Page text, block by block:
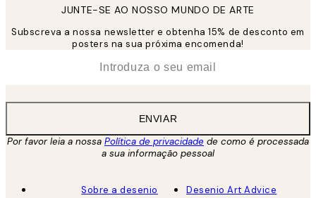
JUNTE-SE AO NOSSO MUNDO DE ARTE
Subscreva a nossa newsletter e obtenha 15% de desconto em
posters na sua próxima encomenda!
ENVIAR
Por favor leia a nossa Política de privacidade de como é processada
a sua informação pessoal
Sobre a desenio
Desenio Art Advice